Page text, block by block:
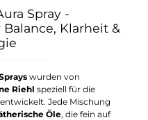
Spray -
Klarheit &
wurden von
Riehl speziell für die
Jede Mischung
Öle, die fein auf